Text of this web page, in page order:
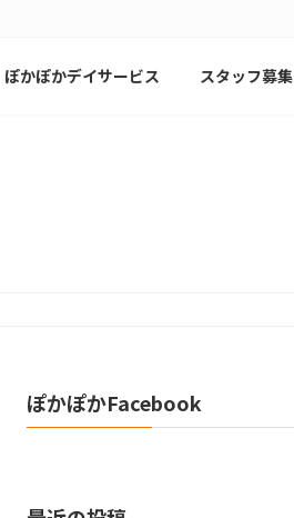
ぽかぽかデイサービス スタッフ募集
ぽかぽかFacebook